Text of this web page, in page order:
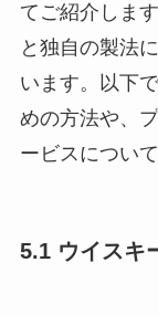
てご紹介しま
と独自の製法
います。以下
めの方法や、
ービスについ
5.1 ウイスキ